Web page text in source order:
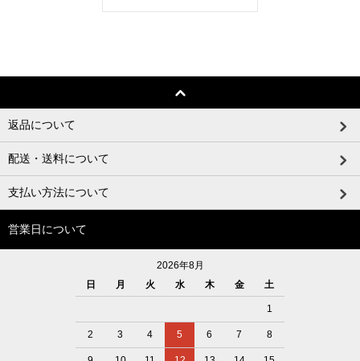
返品について
配送・送料について
支払い方法について
営業日について
2026年8月
日
月 火 水 木 金 土
1
2 3 4 5 6 7 8